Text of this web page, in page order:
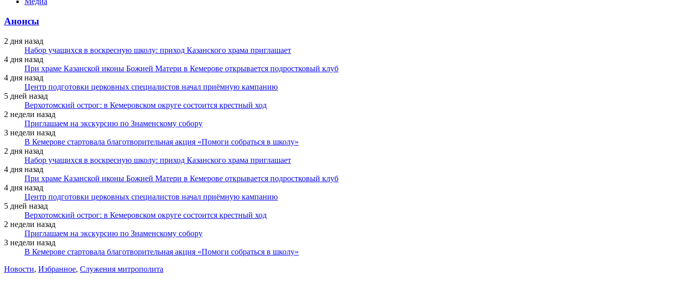
Анонсы
2 дня назад
Набор учащихся в воскресную школу: приход Казанского храма приглашает
4 дня назад
При храме Казанской иконы Божией Матери в Кемерове открывается подростковый клуб
4 дня назад
Центр подготовки церковных специалистов начал приёмную кампанию
5 дней назад
Верхотомский острог: в Кемеровском округе состоится крестный ход
2 недели назад
Приглашаем на экскурсию по Знаменскому собору
3 недели назад
В Кемерове стартовала благотворительная акция «Помоги собраться в школу»
2 дня назад
Набор учащихся в воскресную школу: приход Казанского храма приглашает
4 дня назад
При храме Казанской иконы Божией Матери в Кемерове открывается подростковый клуб
4 дня назад
Центр подготовки церковных специалистов начал приёмную кампанию
5 дней назад
Верхотомский острог: в Кемеровском округе состоится крестный ход
2 недели назад
Приглашаем на экскурсию по Знаменскому собору
3 недели назад
В Кемерове стартовала благотворительная акция «Помоги собраться в школу»
Новости, Избранное, Служения митрополита